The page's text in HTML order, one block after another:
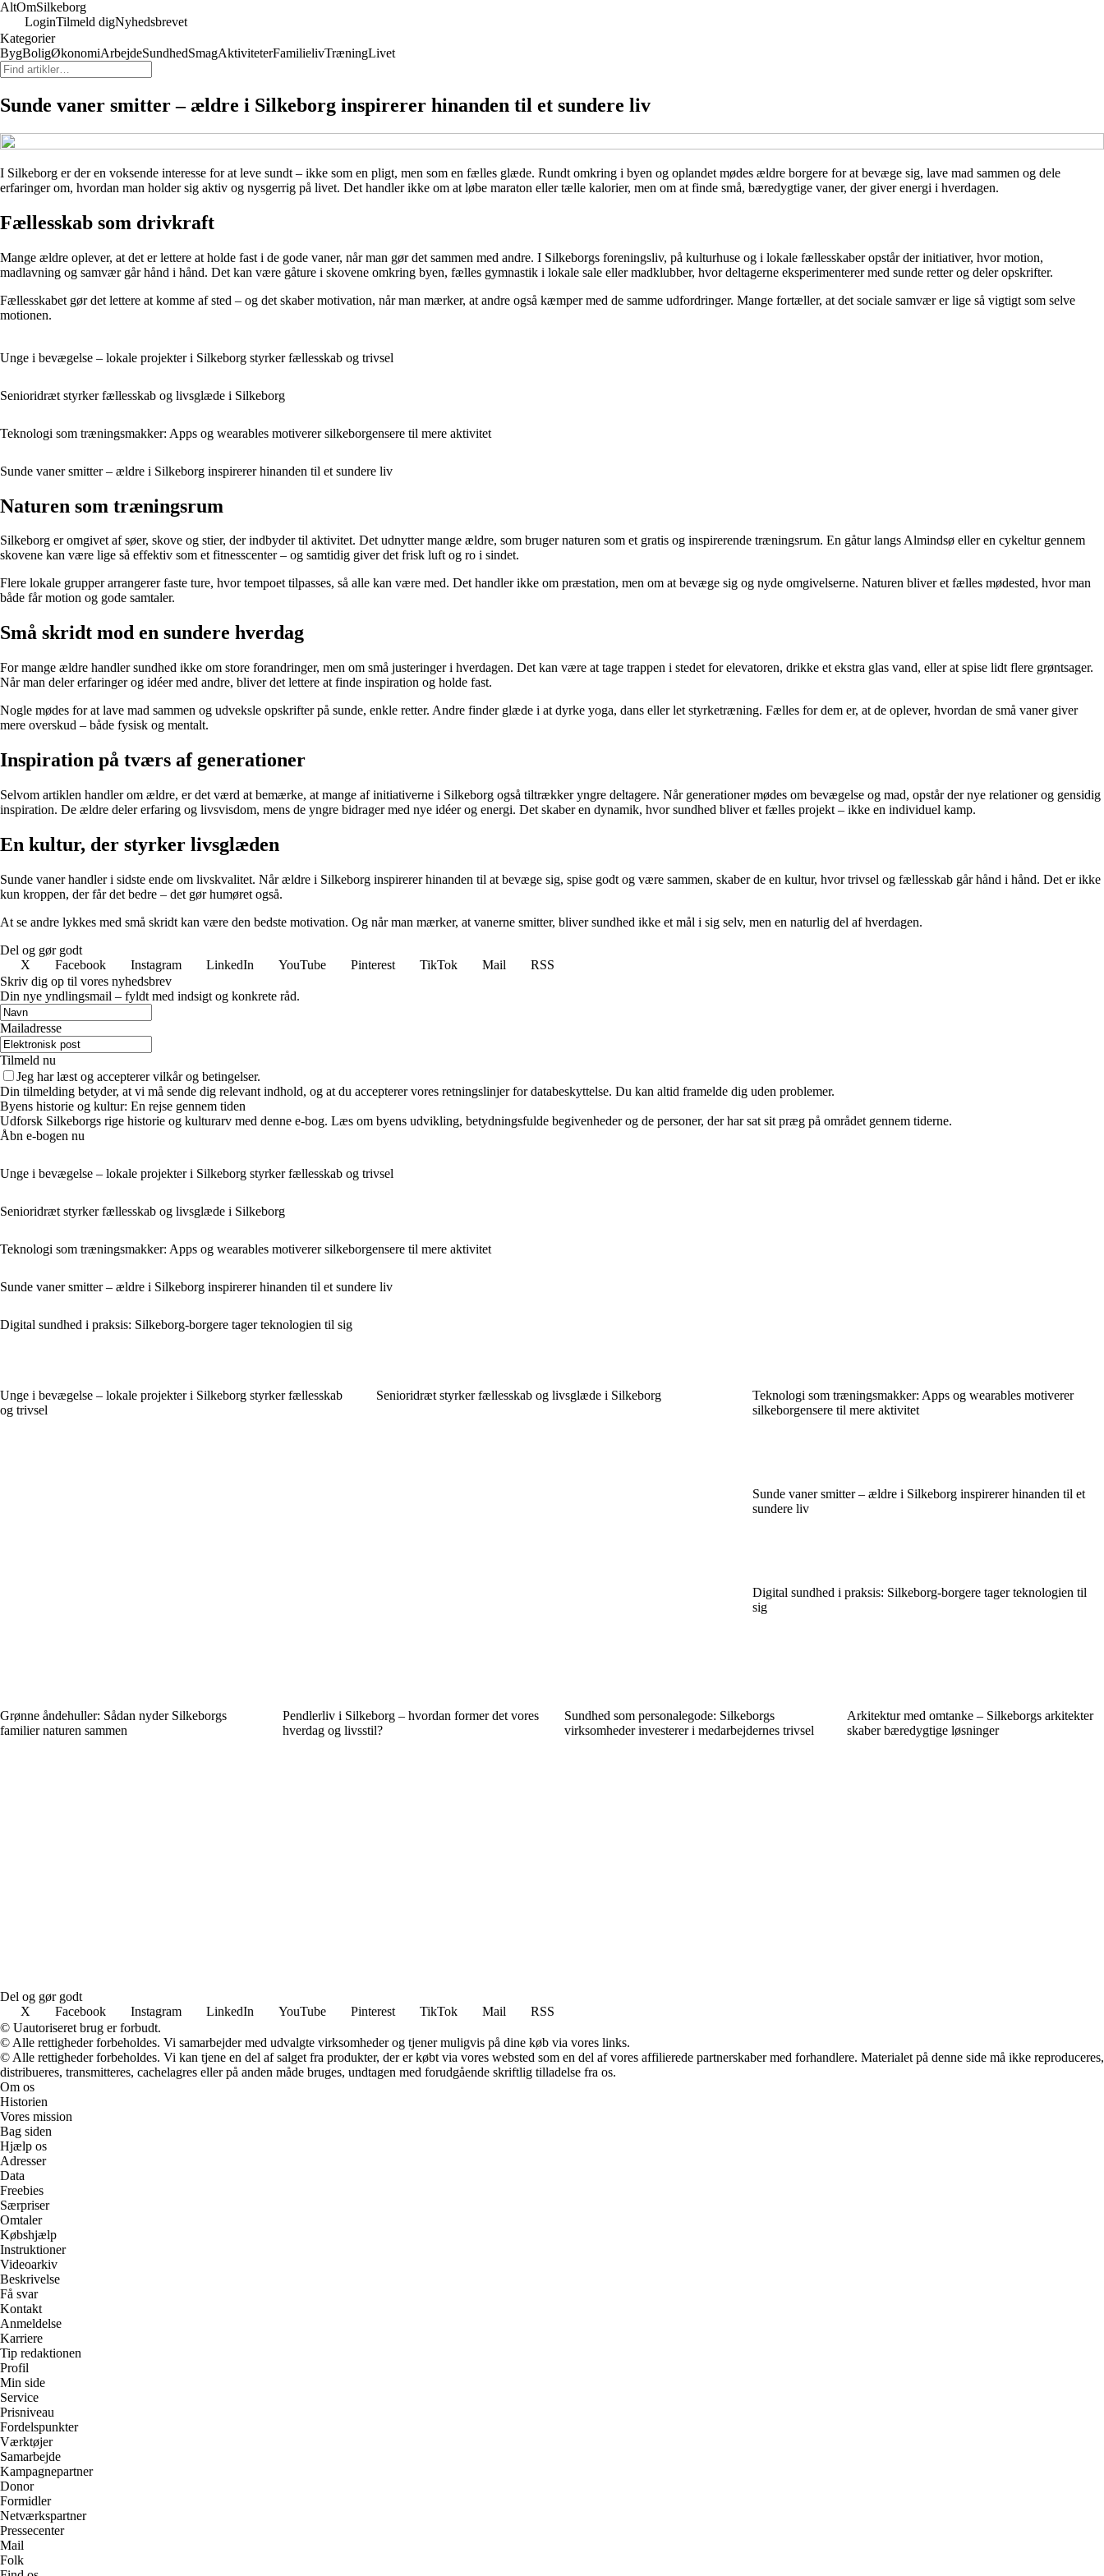
AltOmSilkeborg
LoginTilmeld digNyhedsbrevet
Kategorier
BygBoligØkonomiArbejdeSundhedSmagAktiviteterFamilielivTræningLivet
Sunde vaner smitter – ældre i Silkeborg inspirerer hinanden til et sundere liv
I Silkeborg er der en voksende interesse for at leve sundt – ikke som en pligt, men som en fælles glæde. Rundt omkring i byen og oplandet mødes ældre borgere for at bevæge sig, lave mad sammen og dele
erfaringer om, hvordan man holder sig aktiv og nysgerrig på livet. Det handler ikke om at løbe maraton eller tælle kalorier, men om at finde små, bæredygtige vaner, der giver energi i hverdagen.
Fællesskab som drivkraft
Mange ældre oplever, at det er lettere at holde fast i de gode vaner, når man gør det sammen med andre. I Silkeborgs foreningsliv, på kulturhuse og i lokale fællesskaber opstår der initiativer, hvor motion,
madlavning og samvær går hånd i hånd. Det kan være gåture i skovene omkring byen, fælles gymnastik i lokale sale eller madklubber, hvor deltagerne eksperimenterer med sunde retter og deler opskrifter.
Fællesskabet gør det lettere at komme af sted – og det skaber motivation, når man mærker, at andre også kæmper med de samme udfordringer. Mange fortæller, at det sociale samvær er lige så vigtigt som selve
motionen.
Unge i bevægelse – lokale projekter i Silkeborg styrker fællesskab og trivsel
Senioridræt styrker fællesskab og livsglæde i Silkeborg
Teknologi som træningsmakker: Apps og wearables motiverer silkeborgensere til mere aktivitet
Sunde vaner smitter – ældre i Silkeborg inspirerer hinanden til et sundere liv
Naturen som træningsrum
Silkeborg er omgivet af søer, skove og stier, der indbyder til aktivitet. Det udnytter mange ældre, som bruger naturen som et gratis og inspirerende træningsrum. En gåtur langs Almindsø eller en cykeltur gennem
skovene kan være lige så effektiv som et fitnesscenter – og samtidig giver det frisk luft og ro i sindet.
Flere lokale grupper arrangerer faste ture, hvor tempoet tilpasses, så alle kan være med. Det handler ikke om præstation, men om at bevæge sig og nyde omgivelserne. Naturen bliver et fælles mødested, hvor man
både får motion og gode samtaler.
Små skridt mod en sundere hverdag
For mange ældre handler sundhed ikke om store forandringer, men om små justeringer i hverdagen. Det kan være at tage trappen i stedet for elevatoren, drikke et ekstra glas vand, eller at spise lidt flere grøntsager.
Når man deler erfaringer og idéer med andre, bliver det lettere at finde inspiration og holde fast.
Nogle mødes for at lave mad sammen og udveksle opskrifter på sunde, enkle retter. Andre finder glæde i at dyrke yoga, dans eller let styrketræning. Fælles for dem er, at de oplever, hvordan de små vaner giver
mere overskud – både fysisk og mentalt.
Inspiration på tværs af generationer
Selvom artiklen handler om ældre, er det værd at bemærke, at mange af initiativerne i Silkeborg også tiltrækker yngre deltagere. Når generationer mødes om bevægelse og mad, opstår der nye relationer og gensidig
inspiration. De ældre deler erfaring og livsvisdom, mens de yngre bidrager med nye idéer og energi. Det skaber en dynamik, hvor sundhed bliver et fælles projekt – ikke en individuel kamp.
En kultur, der styrker livsglæden
Sunde vaner handler i sidste ende om livskvalitet. Når ældre i Silkeborg inspirerer hinanden til at bevæge sig, spise godt og være sammen, skaber de en kultur, hvor trivsel og fællesskab går hånd i hånd. Det er ikke
kun kroppen, der får det bedre – det gør humøret også.
At se andre lykkes med små skridt kan være den bedste motivation. Og når man mærker, at vanerne smitter, bliver sundhed ikke et mål i sig selv, men en naturlig del af hverdagen.
Del og gør godt
X
Facebook Instagram LinkedIn YouTube Pinterest TikTok Mail
RSS
Skriv dig op til vores nyhedsbrev
Din nye yndlingsmail – fyldt med indsigt og konkrete råd.
Mailadresse
Tilmeld nu
Jeg har læst og accepterer vilkår og betingelser.
Din tilmelding betyder, at vi må sende dig relevant indhold, og at du accepterer vores retningslinjer for databeskyttelse. Du kan altid framelde dig uden problemer.
Byens historie og kultur: En rejse gennem tiden
Udforsk Silkeborgs rige historie og kulturarv med denne e-bog. Læs om byens udvikling, betydningsfulde begivenheder og de personer, der har sat sit præg på området gennem tiderne.
Åbn e-bogen nu
Unge i bevægelse – lokale projekter i Silkeborg styrker fællesskab og trivsel
Senioridræt styrker fællesskab og livsglæde i Silkeborg
Teknologi som træningsmakker: Apps og wearables motiverer silkeborgensere til mere aktivitet
Sunde vaner smitter – ældre i Silkeborg inspirerer hinanden til et sundere liv
Digital sundhed i praksis: Silkeborg-borgere tager teknologien til sig
Unge i bevægelse – lokale projekter i Silkeborg styrker fællesskab
og trivsel
Senioridræt styrker fællesskab og livsglæde i Silkeborg
Teknologi som træningsmakker: Apps og wearables motiverer
silkeborgensere til mere aktivitet
Sunde vaner smitter – ældre i Silkeborg inspirerer hinanden til et
sundere liv
Digital sundhed i praksis: Silkeborg-borgere tager teknologien til
sig
Grønne åndehuller: Sådan nyder Silkeborgs
familier naturen sammen
Pendlerliv i Silkeborg – hvordan former det vores
hverdag og livsstil?
Sundhed som personalegode: Silkeborgs
virksomheder investerer i medarbejdernes trivsel
Arkitektur med omtanke – Silkeborgs arkitekter
skaber bæredygtige løsninger
Del og gør godt
X
Facebook Instagram LinkedIn YouTube Pinterest TikTok Mail
RSS
© Uautoriseret brug er forbudt.
© Alle rettigheder forbeholdes. Vi samarbejder med udvalgte virksomheder og tjener muligvis på dine køb via vores links.
© Alle rettigheder forbeholdes. Vi kan tjene en del af salget fra produkter, der er købt via vores websted som en del af vores affilierede partnerskaber med forhandlere. Materialet på denne side må ikke reproduceres,
distribueres, transmitteres, cachelagres eller på anden måde bruges, undtagen med forudgående skriftlig tilladelse fra os.
Om os
Historien
Vores mission
Bag siden
Hjælp os
Adresser
Data
Freebies
Særpriser
Omtaler
Købshjælp
Instruktioner
Videoarkiv
Beskrivelse
Få svar
Kontakt
Anmeldelse
Karriere
Tip redaktionen
Profil
Min side
Service
Prisniveau
Fordelspunkter
Værktøjer
Samarbejde
Kampagnepartner
Donor
Formidler
Netværkspartner
Pressecenter
Mail
Folk